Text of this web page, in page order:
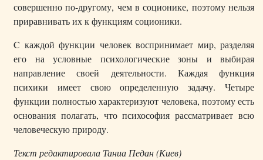
совершенно по-другому, чем в соционике, поэтому нельзя
приравнивать их к функциям соционики.
C каждой функции человек воспринимает мир, разделяя
его на условные психологические зоны и выбирая
направление своей деятельности. Каждая функция
психики имеет свою определенную задачу. Четыре
функции полностью характеризуют человека, поэтому есть
основания полагать, что психософия рассматривает всю
человеческую природу.
Текст редактировала Таниа Педан (Киев)